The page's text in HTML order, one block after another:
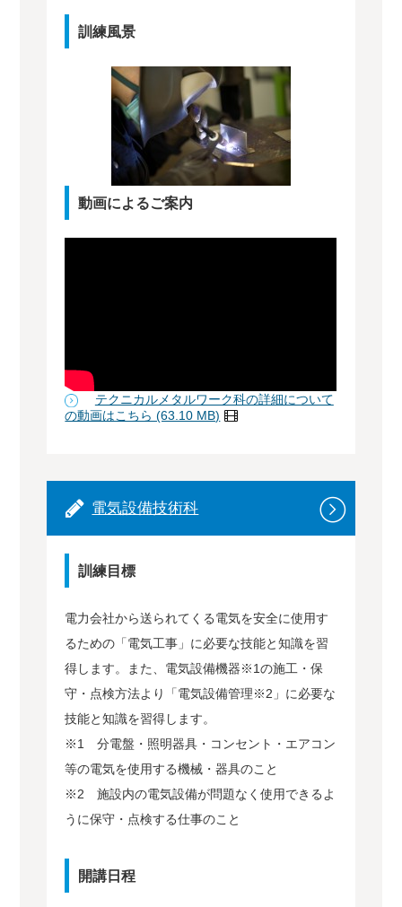
訓練風景
動画によるご案内
テクニカルメタルワーク科の詳細について
の動画はこちら (63.10 MB)
電気設備技術科
訓練目標
電力会社から送られてくる電気を安全に使用す
るための「電気工事」に必要な技能と知識を習
得します。また、電気設備機器※1の施工・保
守・点検方法より「電気設備管理※2」に必要な
技能と知識を習得します。
※1 分電盤・照明器具・コンセント・エアコン
等の電気を使用する機械・器具のこと
※2 施設内の電気設備が問題なく使用できるよ
うに保守・点検する仕事のこと
開講日程